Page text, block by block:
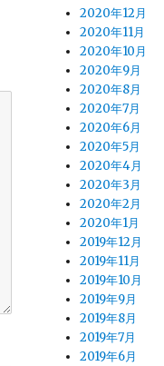
2020年12月
2020年11月
2020年10月
2020年9月
2020年8月
2020年7月
2020年6月
2020年5月
2020年4月
2020年3月
2020年2月
2020年1月
2019年12月
2019年11月
2019年10月
2019年9月
2019年8月
2019年7月
2019年6月